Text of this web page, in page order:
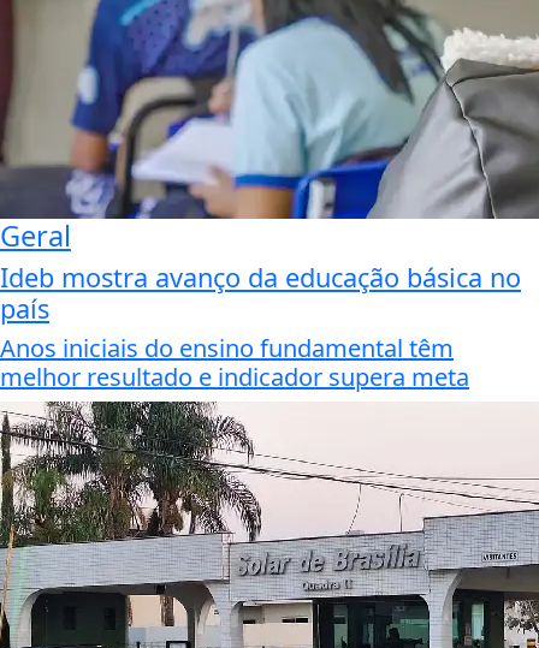
Geral
Ideb mostra avanço da educação básica no
país
Anos iniciais do ensino fundamental têm
melhor resultado e indicador supera meta